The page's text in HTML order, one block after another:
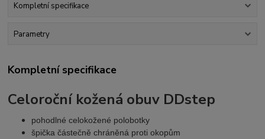
Kompletní specifikace
Parametry
Kompletní specifikace
Celoroční kožená obuv DDstep
pohodlné celokožené polobotky
špička částečně chráněná proti okopům